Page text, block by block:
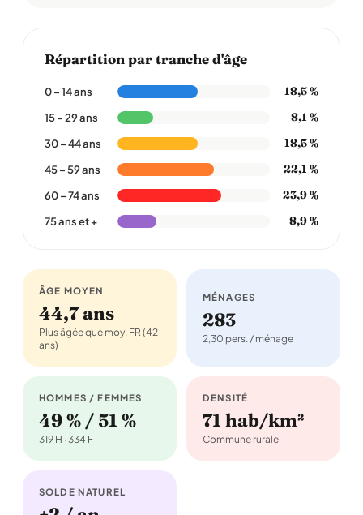
Répartition par tranche d'âge
0 – 14 ans 18,5 %
15 – 29 ans 8,1 %
30 – 44 ans 18,5 %
45 – 59 ans 22,1 %
60 – 74 ans 23,9 %
75 ans et + 8,9 %
ÂGE MOYEN
44,7 ans
Plus âgée que moy. FR (42
ans)
MÉNAGES
283
2,30 pers. / ménage
HOMMES / FEMMES
49 % / 51 %
319 H · 334 F
DENSITÉ
71 hab/km²
Commune rurale
SOLDE NATUREL